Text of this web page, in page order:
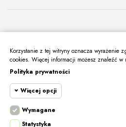
O Nas
Informacje
Moje Konto
Kontakt
Korzystanie z tej witryny oznacza wyrażenie
cookies. Więcej informacji możesz znaleźć w
Polityka prywatności
Więcej opcji
Wymagane
Wymagane
Statystyka